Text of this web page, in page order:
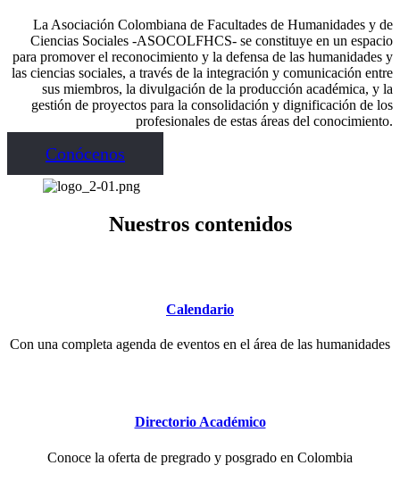
La Asociación Colombiana de Facultades de Humanidades y de
Ciencias Sociales -ASOCOLFHCS- se constituye en un espacio
para promover el reconocimiento y la defensa de las humanidades y
las ciencias sociales, a través de la integración y comunicación entre
sus miembros, la divulgación de la producción académica, y la
gestión de proyectos para la consolidación y dignificación de los
profesionales de estas áreas del conocimiento.
Conócenos
Nuestros contenidos
Calendario
Con una completa agenda de eventos en el área de las humanidades
Directorio Académico
Conoce la oferta de pregrado y posgrado en Colombia